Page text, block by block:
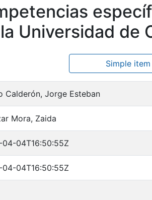
Universidad de
Simple
Calderón, Jorge Esteban
Mora, Zaida
04-04T16:50:55Z
04-04T16:50:55Z